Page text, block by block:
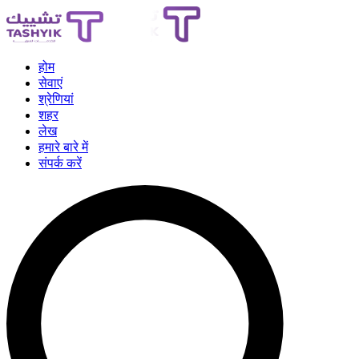
होम
सेवाएं
श्रेणियां
शहर
लेख
हमारे बारे में
संपर्क करें